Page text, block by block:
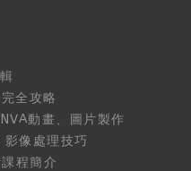
全攻略
動畫、圖片製作
影像處理技巧
程簡介